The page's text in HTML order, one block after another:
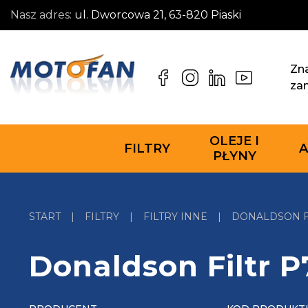
Nasz adres: ul. Dworcowa 21, 63-820 Piaski
FILTRY
OLEJE I
PŁYNY
START | FILTRY | FILTRY INNE | DONALDSON
Donaldson Filtr